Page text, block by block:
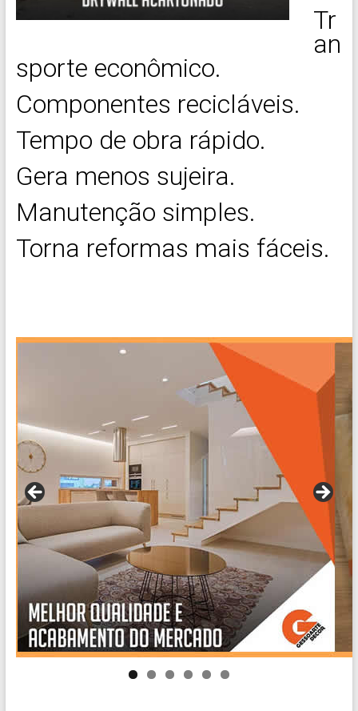
Tr
an
sporte econômico.
Componentes recicláveis.
Tempo de obra rápido.
Gera menos sujeira.
Manutenção simples.
Torna reformas mais fáceis.